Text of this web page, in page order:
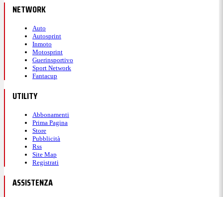
NETWORK
Auto
Autosprint
Inmoto
Motosprint
Guerinsportivo
Sport Network
Fantacup
UTILITY
Abbonamenti
Prima Pagina
Store
Pubblicità
Rss
Site Map
Registrati
ASSISTENZA